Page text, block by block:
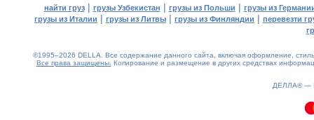
найти груз| грузы Узбекистан | грузы из Польши | грузы из
грузы из Италии | грузы из Литвы | грузы из Финляндии | перевезти
©1995–2026 DELLA. Все содержание данного сайта, включая оформление,
Все права защищены. Копирование и размещение в других средствах
ДЕЛЛА® —